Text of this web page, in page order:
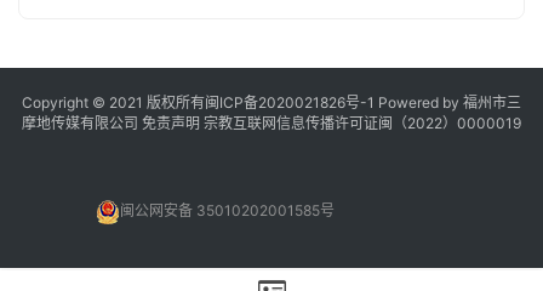
Copyright © 2021 版权所有闽ICP备2020021826号-1 Powered by 福州市三
摩地传媒有限公司 免责声明 宗教互联网信息传播许可证闽（2022）0000019
闽公网安备 35010202001585号